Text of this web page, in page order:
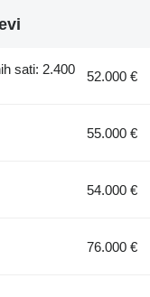
sati: 2.400
52.000 €
55.000 €
54.000 €
76.000 €